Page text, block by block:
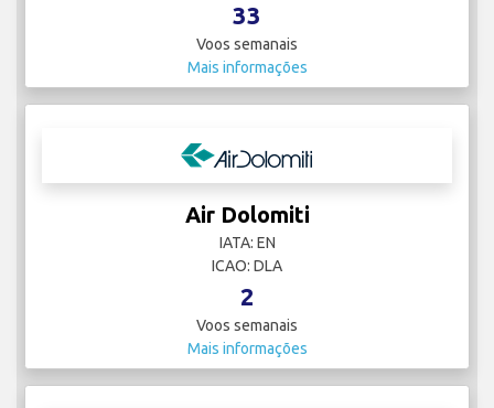
33
Voos semanais
Mais informações
Air Dolomiti
IATA: EN
ICAO: DLA
2
Voos semanais
Mais informações